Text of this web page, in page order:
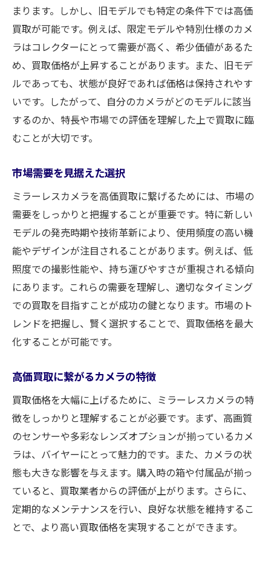
まります。しかし、旧モデルでも特定の条件下では高価
買取が可能です。例えば、限定モデルや特別仕様のカメ
ラはコレクターにとって需要が高く、希少価値があるた
め、買取価格が上昇することがあります。また、旧モデ
ルであっても、状態が良好であれば価格は保持されやす
いです。したがって、自分のカメラがどのモデルに該当
するのか、特長や市場での評価を理解した上で買取に臨
むことが大切です。
市場需要を見据えた選択
ミラーレスカメラを高価買取に繋げるためには、市場の
需要をしっかりと把握することが重要です。特に新しい
モデルの発売時期や技術革新により、使用頻度の高い機
能やデザインが注目されることがあります。例えば、低
照度での撮影性能や、持ち運びやすさが重視される傾向
にあります。これらの需要を理解し、適切なタイミング
での買取を目指すことが成功の鍵となります。市場のト
レンドを把握し、賢く選択することで、買取価格を最大
化することが可能です。
高価買取に繋がるカメラの特徴
買取価格を大幅に上げるために、ミラーレスカメラの特
徴をしっかりと理解することが必要です。まず、高画質
のセンサーや多彩なレンズオプションが揃っているカメ
ラは、バイヤーにとって魅力的です。また、カメラの状
態も大きな影響を与えます。購入時の箱や付属品が揃っ
ていると、買取業者からの評価が上がります。さらに、
定期的なメンテナンスを行い、良好な状態を維持するこ
とで、より高い買取価格を実現することができます。